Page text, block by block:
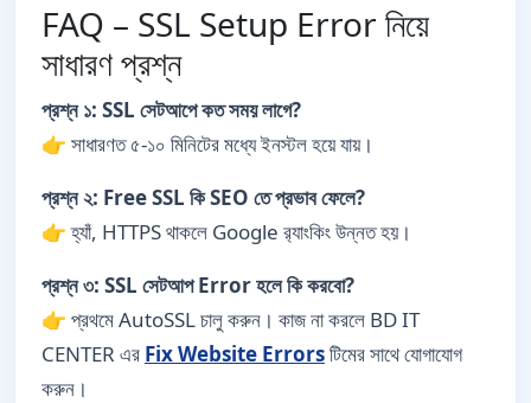
FAQ – SSL Setup Error নিয়ে
সাধারণ প্রশ্ন
প্রশ্ন ১: SSL সেটআপে কত সময় লাগে?
👉 সাধারণত ৫-১০ মিনিটের মধ্যে ইনস্টল হয়ে যায়।
প্রশ্ন ২: Free SSL কি SEO তে প্রভাব ফেলে?
👉 হ্যাঁ, HTTPS থাকলে Google র‌্যাংকিং উন্নত হয়।
প্রশ্ন ৩: SSL সেটআপ Error হলে কি করবো?
👉 প্রথমে AutoSSL চালু করুন। কাজ না করলে BD IT
CENTER এর Fix Website Errorsটিমের সাথে যোগাযোগ
করুন।